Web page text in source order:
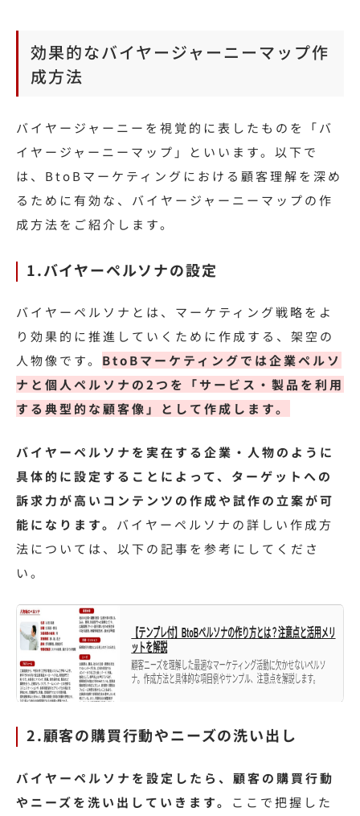
効果的なバイヤージャーニーマップ作
成方法
バイヤージャーニーを視覚的に表したものを「バ
イヤージャーニーマップ」といいます。以下で
は、BtoBマーケティングにおける顧客理解を深め
るために有効な、バイヤージャーニーマップの作
成方法をご紹介します。
1.バイヤーペルソナの設定
バイヤーペルソナとは、マーケティング戦略をよ
り効果的に推進していくために作成する、架空の
人物像です。 BtoBマーケティングでは企業ペルソ
ナと個人ペルソナの2つを「サービス・製品を利用
する典型的な顧客像」として作成します。
バイヤーペルソナを実在する企業・人物のように
具体的に設定することによって、ターゲットへの
訴求力が高いコンテンツの作成や試作の立案が可
能になります。 バイヤーペルソナの詳しい作成方
法については、以下の記事を参考にしてくださ
い。
2.顧客の購買行動やニーズの洗い出し
バイヤーペルソナを設定したら、顧客の購買行動
やニーズを洗い出していきます。 ここで把握した